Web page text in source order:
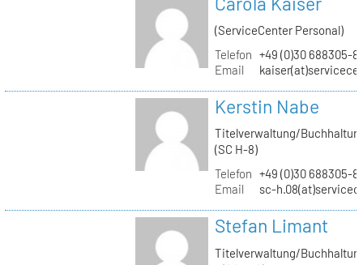
(ServiceCenter Personal)
Telefon +49 (0)30 688305-
Email
Kerstin Nabe
Titelverwaltung/
(SC H-8)
Telefon +49 (0)30 688305-
Email
sc-
Stefan Limant
Titelverwaltung/